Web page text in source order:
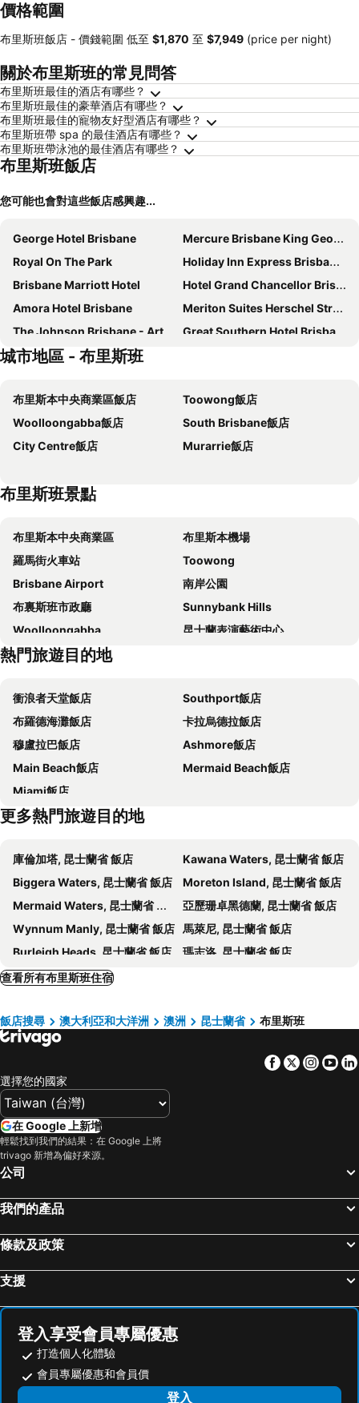
價格範圍
布里斯班飯店 - 價錢範圍 低至 ‎$1,870 至 ‎$7,949 (price per night)
關於布里斯班的常見問答
布里斯班最佳的酒店有哪些？
布里斯班最佳的豪華酒店有哪些？
布里斯班最佳的寵物友好型酒店有哪些？
布里斯班帶 spa 的最佳酒店有哪些？
布里斯班帶泳池的最佳酒店有哪些？
布里斯班飯店
您可能也會對這些飯店感興趣...
George Hotel Brisbane
Mercure Brisbane King George Square
Royal On The Park
Holiday Inn Express Brisbane Central By Ihg
Brisbane Marriott Hotel
Hotel Grand Chancellor Brisbane
Amora Hotel Brisbane
Meriton Suites Herschel Street, Brisbane
The Johnson Brisbane - Art Series
Great Southern Hotel Brisbane
The Beetson Hotel
Intercontinental Hotels Brisbane By Ihg
Roamer Brisbane
ibis Styles Brisbane Elizabeth Street
The Sebel Brisbane
Point Hotel
K2 Brisbane
Hyatt Regency Brisbane
ibis Brisbane Airport
Novotel Brisbane Airport
Mantra Terrace Brisbane
ibis budget Brisbane Airport
Madison Tower Mill Hotel
Royal Albert Hotel
Pullman Brisbane King George Square
Jephson Hotel & Apartments
Sofitel Brisbane Central
The Star Grand Brisbane
Courtyard by Marriott Brisbane South Bank
Hotel Indigo Brisbane City Centre By Ihg
Rydges South Bank Brisbane
Mantra South Bank Brisbane
Emporium Hotel South Bank
W Brisbane
Four Points by Sheraton Brisbane
FV by Peppers
Mercure Brisbane Garden City
Spring Hill Inn
The Merchant Hotel, a member of Radisson Individuals
Acacia Inner City Inn
Stamford Plaza Brisbane
Sunnybank Hotel Brisbane
城市地區 - 布里斯班
布里斯本中央商業區飯店
Toowong飯店
Woolloongabba飯店
South Brisbane飯店
City Centre飯店
Murarrie飯店
布里斯班景點
布里斯本中央商業區
布里斯本機場
羅馬街火車站
Toowong
Brisbane Airport
南岸公園
布裏斯班市政廳
Sunnybank Hills
Woolloongabba
昆士蘭表演藝術中心
South Brisbane
康瑞德賭城
Queensland Gallery of Modern Art
水上冒險活動中心
Murarrie
Sunnybank
Queen Street Mall
King George Square
亞伯特教堂
Pullenvale
Hamilton
庫塔山植物園
Richlands
Wakerley
熱門旅遊目的地
衝浪者天堂飯店
Southport飯店
布羅德海灘飯店
卡拉烏德拉飯店
穆盧拉巴飯店
Ashmore飯店
Main Beach飯店
Mermaid Beach飯店
Miami飯店
更多熱門旅遊目的地
庫倫加塔, 昆士蘭省 飯店
Kawana Waters, 昆士蘭省 飯店
Biggera Waters, 昆士蘭省 飯店
Moreton Island, 昆士蘭省 飯店
Mermaid Waters, 昆士蘭省 飯店
亞歷珊卓黑德蘭, 昆士蘭省 飯店
Wynnum Manly, 昆士蘭省 飯店 馬萊尼, 昆士蘭省 飯店
Burleigh Heads, 昆士蘭省 飯店
瑪志洛, 昆士蘭省 飯店
Redland Bay, 昆士蘭省 飯店
楠普拉, 昆士蘭省 飯店
瑪爾庫拉, 昆士蘭省 飯店
Ascot, 昆士蘭省 飯店
Glass House Mountains, 昆士蘭省 飯店
雪梨, 新南威爾斯洲 飯店
珀斯, 西澳洲 飯店
霍巴特, 塔斯馬尼亞省 飯店
阿波羅灣, 維多利亞州 飯店
查看所有布里斯班住宿
飯店搜尋 澳大利亞和大洋洲 澳洲 昆士蘭省 布里斯班
Facebook
Twitter
選擇您的國家
在 Google 上新增
輕鬆找到我們的結果：在 Google 上將
trivago 新增為偏好來源。
公司
我們的產品
條款及政策
支援
登入享受會員專屬優惠
打造個人化體驗
會員專屬優惠和會員價
登入